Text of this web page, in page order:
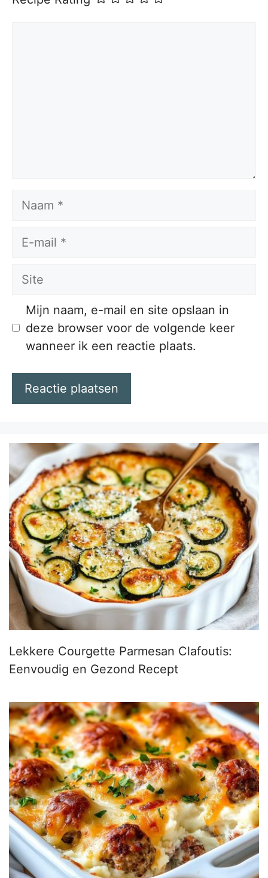
Naam
E-
Site
Mijn naam, e-mail en site opslaan in
deze browser voor de volgende keer
wanneer ik een reactie plaats.
Lekkere Courgette Parmesan Clafoutis:
Eenvoudig en Gezond Recept